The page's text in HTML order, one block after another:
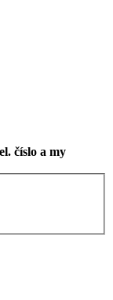
číslo a my